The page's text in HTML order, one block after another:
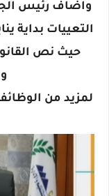
واضاف رئيس
حيث نص
لمزيد من